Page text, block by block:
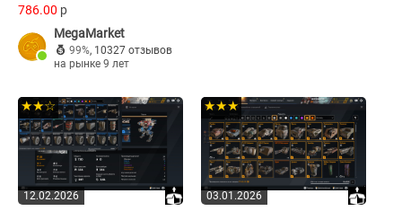
786.00 p
MegaMarket
99%, 10327 отзывов
на рынке 9 лет
12.02.2026
★★☆
03.01.2026
★★★